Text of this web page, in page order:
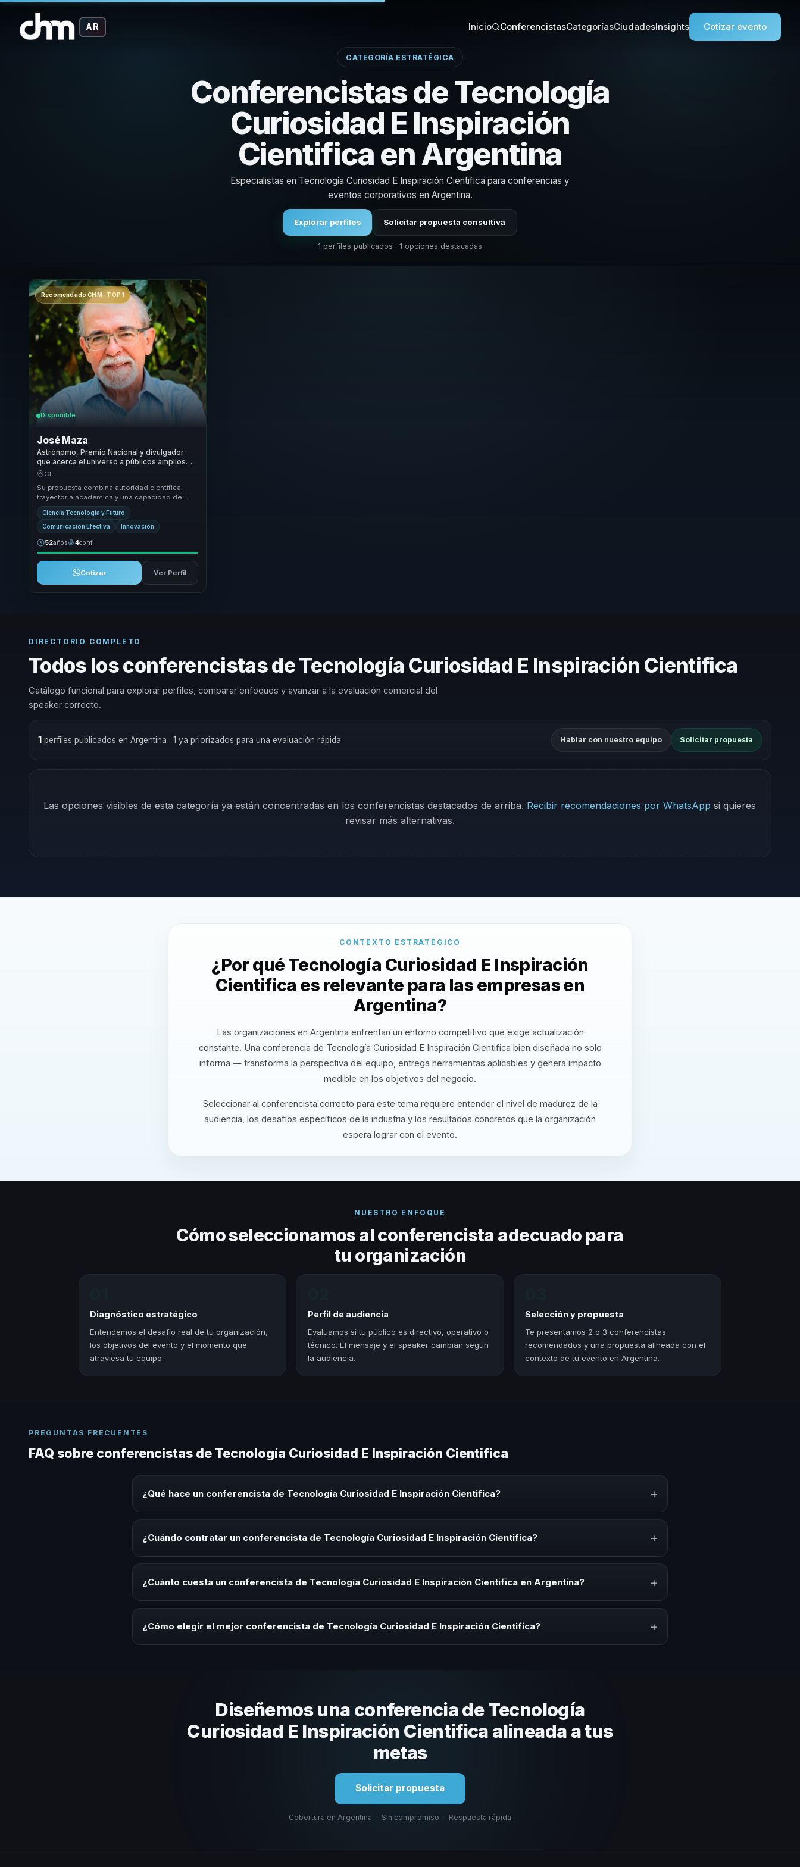
AR Inicio ConferencistasCategoríasCiudadesInsights Cotizar evento
CATEGORÍA ESTRATÉGICA
Conferencistas de Tecnología
Curiosidad E Inspiración
Cientifica en Argentina
Especialistas en Tecnología Curiosidad E Inspiración Cientifica para conferencias y
eventos corporativos en Argentina.
Explorar perfiles Solicitar propuesta consultiva
1 perfiles publicados · 1 opciones destacadas
Recomendado CHM · TOP 1
Disponible
José Maza
Astrónomo, Premio Nacional y divulgador
que acerca el universo a públicos amplios
con claridad y perspectiva.
CL
Su propuesta combina autoridad científica,
trayectoria académica y una capacidad de
divulgación ampliamente reconocida. No se
presenta co...
Ciencia Tecnología y Futuro
Comunicación Efectiva Innovación
52años 4conf.
Cotizar Ver Perfil
DIRECTORIO COMPLETO
Todos los conferencistas de Tecnología Curiosidad E Inspiración Cientifica
Catálogo funcional para explorar perfiles, comparar enfoques y avanzar a la evaluación comercial del
speaker correcto.
1 perfiles publicados en Argentina · 1 ya priorizados para una evaluación rápida Hablar con nuestro equipo Solicitar propuesta
Las opciones visibles de esta categoría ya están concentradas en los conferencistas destacados de arriba. Recibir recomendaciones por WhatsApp si quieres
revisar más alternativas.
CONTEXTO ESTRATÉGICO
¿Por qué Tecnología Curiosidad E Inspiración
Cientifica es relevante para las empresas en
Argentina?
Las organizaciones en Argentina enfrentan un entorno competitivo que exige actualización
constante. Una conferencia de Tecnología Curiosidad E Inspiración Cientifica bien diseñada no solo
informa — transforma la perspectiva del equipo, entrega herramientas aplicables y genera impacto
medible en los objetivos del negocio.
Seleccionar al conferencista correcto para este tema requiere entender el nivel de madurez de la
audiencia, los desafíos específicos de la industria y los resultados concretos que la organización
espera lograr con el evento.
NUESTRO ENFOQUE
Cómo seleccionamos al conferencista adecuado para
tu organización
Diagnóstico estratégico
Entendemos el desafío real de tu organización,
los objetivos del evento y el momento que
atraviesa tu equipo.
Perfil de audiencia
Evaluamos si tu público es directivo, operativo o
técnico. El mensaje y el speaker cambian según
la audiencia.
Selección y propuesta
Te presentamos 2 o 3 conferencistas
recomendados y una propuesta alineada con el
contexto de tu evento en Argentina.
PREGUNTAS FRECUENTES
FAQ sobre conferencistas de Tecnología Curiosidad E Inspiración Cientifica
¿Qué hace un conferencista de Tecnología Curiosidad E Inspiración Cientifica? +
herramientas aplicables para la audiencia.
¿Cuándo contratar un conferencista de Tecnología Curiosidad E Inspiración Cientifica? +
temática.
¿Cuánto cuesta un conferencista de Tecnología Curiosidad E Inspiración Cientifica en Argentina? +
¿Cómo elegir el mejor conferencista de Tecnología Curiosidad E Inspiración Cientifica? +
Diseñemos una conferencia de Tecnología
Curiosidad E Inspiración Cientifica alineada a tus
metas
Solicitar propuesta
Cobertura en Argentina · Sin compromiso · Respuesta rápida